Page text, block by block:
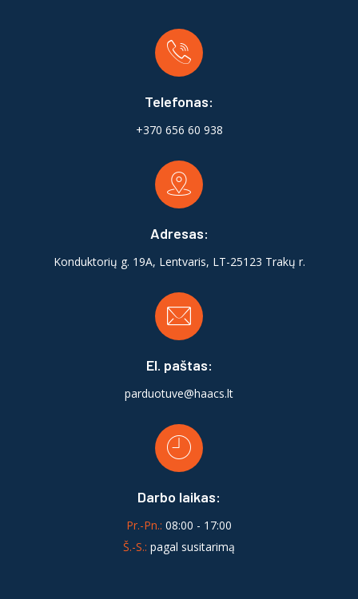
Telefonas:
+370 656 60 938
Adresas:
Konduktorių g. 19A, Lentvaris, LT-25123 Trakų r.
El. paštas:
parduotuve@haacs.lt
Darbo laikas:
Pr.-Pn.: 08:00 - 17:00
Š.-S.: pagal susitarimą